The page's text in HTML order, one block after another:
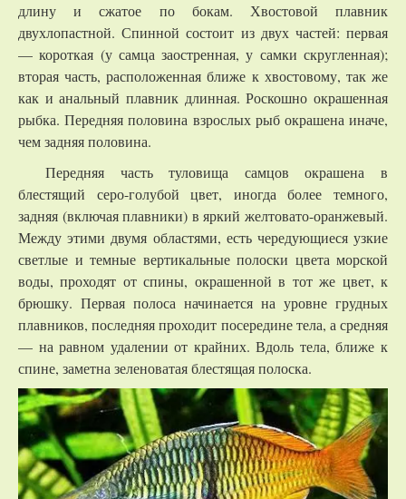
длину и сжатое по бокам. Хвостовой плавник
двухлопастной. Спинной состоит из двух частей: первая
— короткая (у самца заостренная, у самки скругленная);
вторая часть, расположенная ближе к хвостовому, так же
как и анальный плавник длинная. Роскошно окрашенная
рыбка. Передняя половина взрослых рыб окрашена иначе,
чем задняя половина.
Передняя часть туловища самцов окрашена в
блестящий серо-голубой цвет, иногда более темного,
задняя (включая плавники) в яркий желтовато-оранжевый.
Между этими двумя областями, есть чередующиеся узкие
светлые и темные вертикальные полоски цвета морской
воды, проходят от спины, окрашенной в тот же цвет, к
брюшку. Первая полоса начинается на уровне грудных
плавников, последняя проходит посередине тела, а средняя
— на равном удалении от крайних. Вдоль тела, ближе к
спине, заметна зеленоватая блестящая полоска.